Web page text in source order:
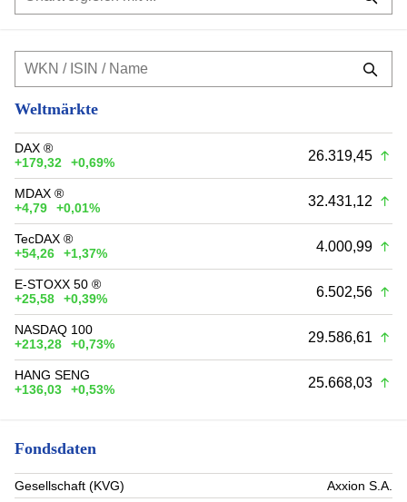
Weltmärkte
DAX ®
+179,32
+0,69% 26.319,45
MDAX ®
+4,79
+0,01% 32.431,12
TecDAX ®
+54,26
+1,37% 4.000,99
E-STOXX 50 ®
+25,58
+0,39% 6.502,56
NASDAQ 100
+213,28
+0,73% 29.586,61
HANG SENG
+136,03
+0,53% 25.668,03
Fondsdaten
Gesellschaft (KVG)
Axxion S.A.